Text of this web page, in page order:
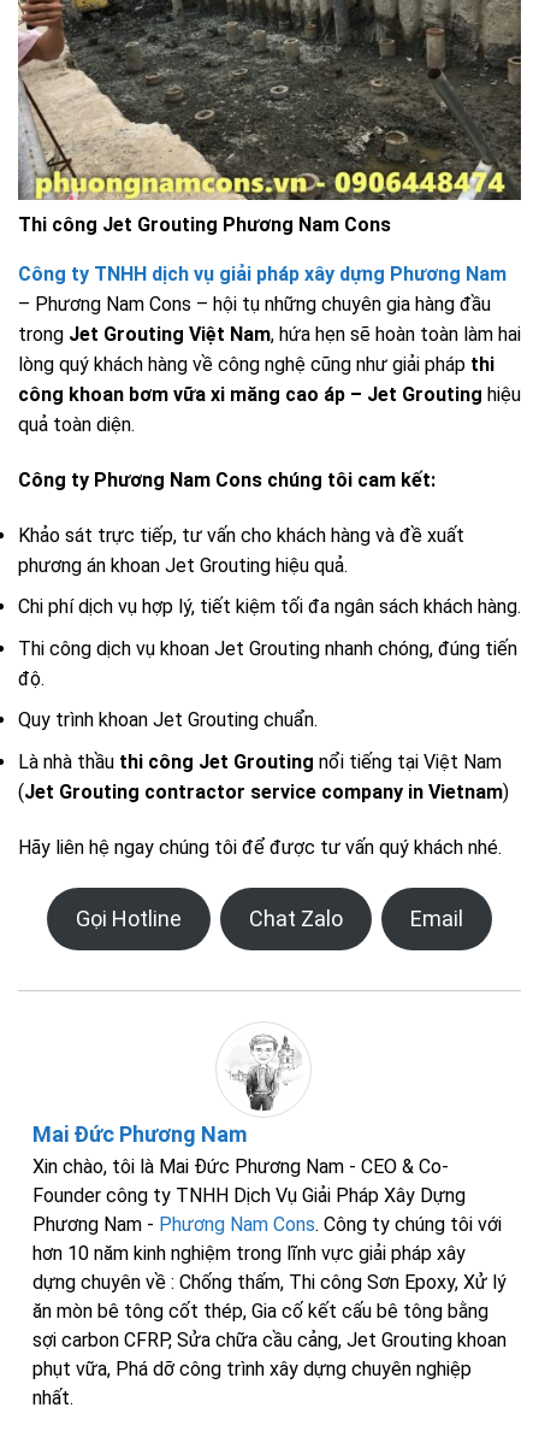
Thi công Jet Grouting Phương Nam Cons
Công ty TNHH dịch vụ giải pháp xây dựng Phương Nam
– Phương Nam Cons – hội tụ những chuyên gia hàng đầu
trong Jet Grouting Việt Nam, hứa hẹn sẽ hoàn toàn làm hai
lòng quý khách hàng về công nghệ cũng như giải pháp thi
công khoan bơm vữa xi măng cao áp – Jet Grouting hiệu
quả toàn diện.
Công ty Phương Nam Cons chúng tôi cam kết:
Khảo sát trực tiếp, tư vấn cho khách hàng và đề xuất
phương án khoan Jet Grouting hiệu quả.
Chi phí dịch vụ hợp lý, tiết kiệm tối đa ngân sách khách hàng.
Thi công dịch vụ khoan Jet Grouting nhanh chóng, đúng tiến
độ.
Quy trình khoan Jet Grouting chuẩn.
Là nhà thầu thi công Jet Grouting nổi tiếng tại Việt Nam
(Jet Grouting contractor service company in Vietnam)
Hãy liên hệ ngay chúng tôi để được tư vấn quý khách nhé.
Gọi Hotline Chat Zalo Email
Mai Đức Phương Nam
Xin chào, tôi là Mai Đức Phương Nam - CEO & Co-
Founder công ty TNHH Dịch Vụ Giải Pháp Xây Dựng
Phương Nam - Phương Nam Cons. Công ty chúng tôi với
hơn 10 năm kinh nghiệm trong lĩnh vực giải pháp xây
dựng chuyên về : Chống thấm, Thi công Sơn Epoxy, Xử lý
ăn mòn bê tông cốt thép, Gia cố kết cấu bê tông bằng
sợi carbon CFRP, Sửa chữa cầu cảng, Jet Grouting khoan
phụt vữa, Phá dỡ công trình xây dựng chuyên nghiệp
nhất.